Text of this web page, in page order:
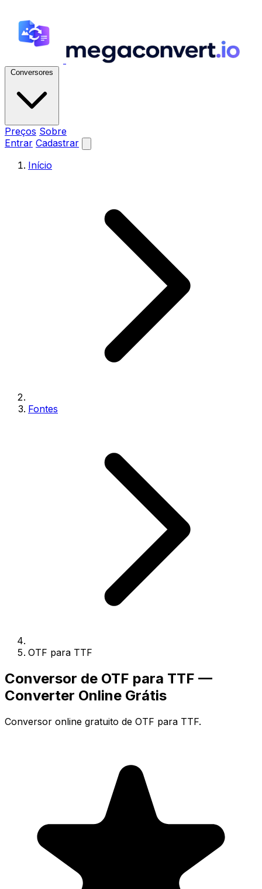
Conversores
Preços Sobre
Entrar Cadastrar
Início
Fontes
OTF para TTF
Conversor de OTF para TTF —
Converter Online Grátis
Conversor online gratuito de OTF para TTF.